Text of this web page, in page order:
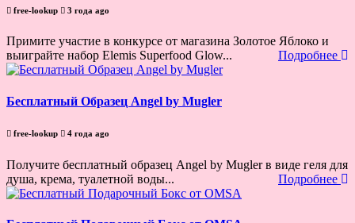
free-lookup 3 года ago
Примите участие в конкурсе от магазина Золотое Яблоко и
выиграйте набор Elemis Superfood Glow...
Подробнее
Бесплатный Образец Angel by Mugler
free-lookup 4 года ago
Получите бесплатный образец Angel by Mugler в виде геля для
душа, крема, туалетной воды...
Подробнее